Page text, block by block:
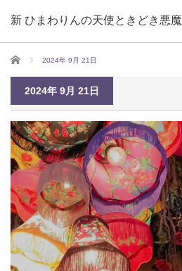
新 ひまわりんの天使ときどき悪魔
ホーム 2024年 9月 21日
2024年 9月 21日